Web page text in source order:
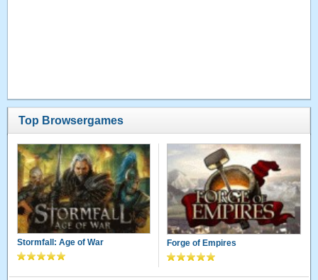
Top Browsergames
Stormfall: Age of War Forge of Empires